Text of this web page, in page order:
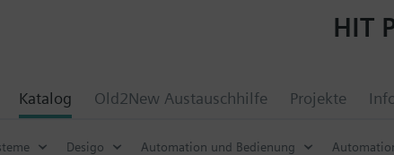
Katalog Old2New Austauschhilfe Projekte
HIT
Desigo Automation und Bedienung